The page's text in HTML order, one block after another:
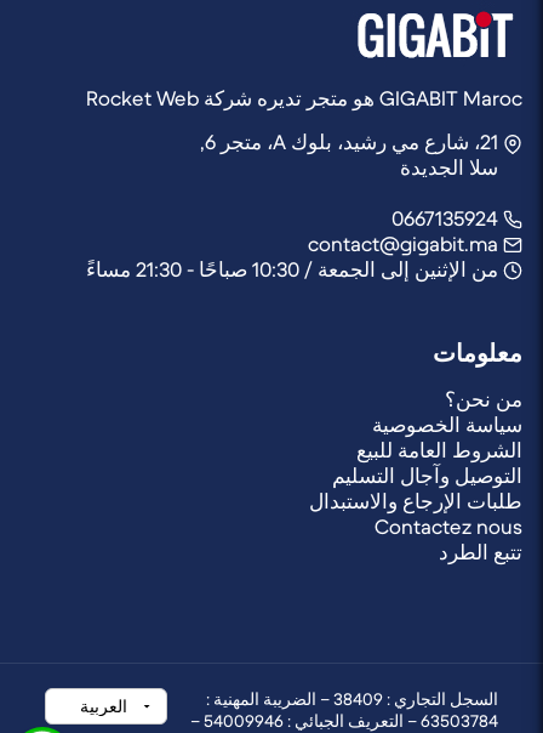
GIGABIT Maroc هو متجر تديره شركة Rocket Web
21، شارع مي رشيد، بلوك A، متجر 6,
سلا الجديدة
من الإثنين إلى الجمعة / 10:30 صباحًا - 21:30 مساءً
معلومات
من نحن؟
سياسة الخصوصية
الشروط العامة للبيع
التوصيل وآجال التسليم
طلبات الإرجاع والاستبدال
Contactez nous
تتبع الطرد
السجل التجاري : 38409 – الضريبة المهنية :
63503784 – التعريف الجبائي : 54009946 –